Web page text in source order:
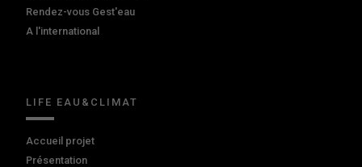
Rendez-vous Gest'eau
A l'international
LIFE EAU&CLIMAT
Accueil projet
Présentation